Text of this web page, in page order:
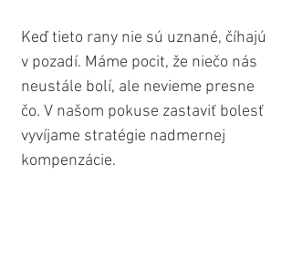
Keď tieto rany nie sú uznané, číhajú
v pozadí. Máme pocit, že niečo nás
neustále bolí, ale nevieme presne
čo. V našom pokuse zastaviť bolesť
vyvíjame stratégie nadmernej
kompenzácie.